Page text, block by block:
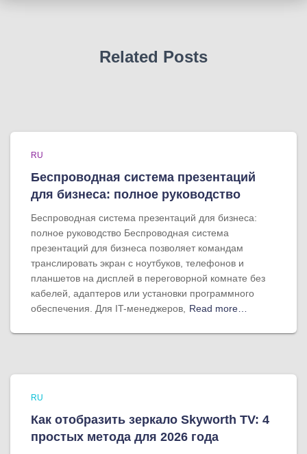
Related Posts
RU
Беспроводная система презентаций
для бизнеса: полное руководство
Беспроводная система презентаций для бизнеса:
полное руководство Беспроводная система
презентаций для бизнеса позволяет командам
транслировать экран с ноутбуков, телефонов и
планшетов на дисплей в переговорной комнате без
кабелей, адаптеров или установки программного
обеспечения. Для IT-менеджеров,
Read more…
RU
Как отобразить зеркало Skyworth TV: 4
простых метода для 2026 года